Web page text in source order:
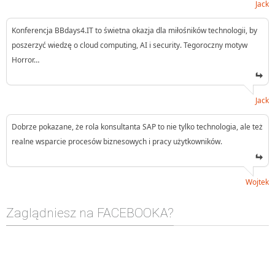
Jack
Konferencja BBdays4.IT to świetna okazja dla miłośników technologii, by
poszerzyć wiedzę o cloud computing, AI i security. Tegoroczny motyw
Horror…
Jack
Dobrze pokazane, że rola konsultanta SAP to nie tylko technologia, ale też
realne wsparcie procesów biznesowych i pracy użytkowników.
Wojtek
Zaglądniesz na FACEBOOKA?